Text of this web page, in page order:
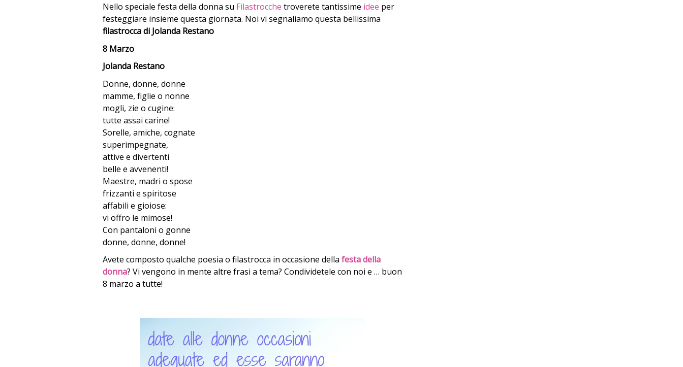
Nello speciale festa della donna su Filastrocche troverete tantissime idee per
festeggiare insieme questa giornata. Noi vi segnaliamo questa bellissima
filastrocca di Jolanda Restano
8 Marzo
Jolanda Restano
Donne, donne, donne
mamme, figlie o nonne
mogli, zie o cugine:
tutte assai carine!
Sorelle, amiche, cognate
superimpegnate,
attive e divertenti
belle e avvenenti!
Maestre, madri o spose
frizzanti e spiritose
affabili e gioiose:
vi offro le mimose!
Con pantaloni o gonne
donne, donne, donne!
Avete composto qualche poesia o filastrocca in occasione della festa della
donna? Vi vengono in mente altre frasi a tema? Condividetele con noi e … buon
8 marzo a tutte!